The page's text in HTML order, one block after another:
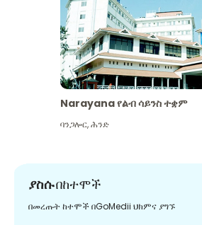
Narayana የልብ ሳይንስ ተቋም
ባንጋሎር,ሕንድ
ያስሱበከተሞች
በመረጡት ከተሞች በGoMedii ህክምና ያግኙ